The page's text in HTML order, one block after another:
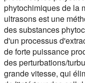
phytochimiques de la
ultrasons est une
des substances
d'un processus
de forte puissance
des perturbations/
grande vitesse, qui